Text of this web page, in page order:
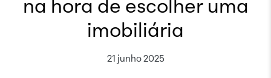
imobiliária
21 junho 2025